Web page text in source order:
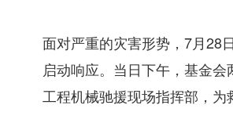
面对严重的灾害形势，7月28
启动响应。当日下午，基金
工程机械驰援现场指挥部，为